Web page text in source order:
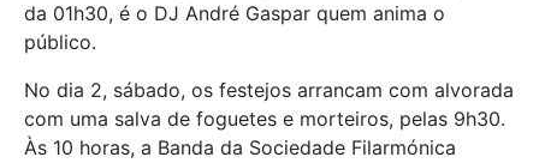
da 01h30, é o DJ André Gaspar quem anima o
público.
No dia 2, sábado, os festejos arrancam com alvorada
com uma salva de foguetes e morteiros, pelas 9h30.
Às 10 horas, a Banda da Sociedade Filarmónica